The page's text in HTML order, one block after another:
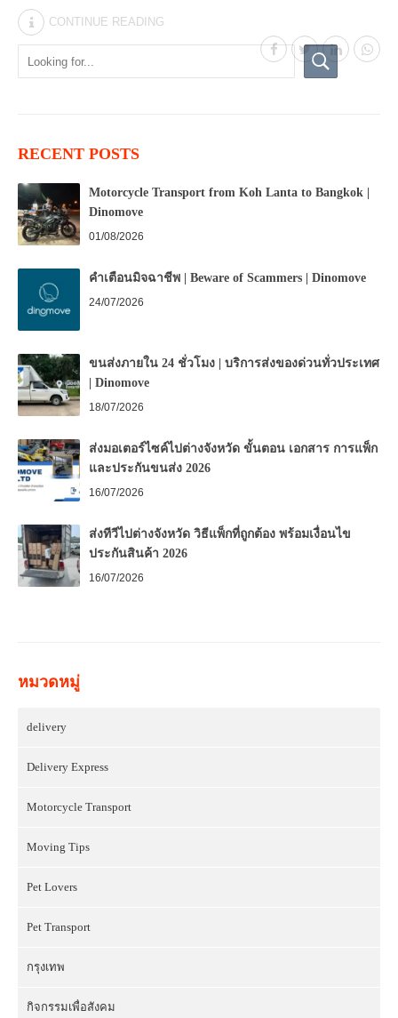
CONTINUE READING
RECENT POSTS
Motorcycle Transport from Koh Lanta to Bangkok |
Dinomove
01/08/2026
คำเตือนมิจฉาชีพ | Beware of Scammers | Dinomove
24/07/2026
ขนส่งภายใน 24 ชั่วโมง | บริการส่งของด่วนทั่วประเทศ
| Dinomove
18/07/2026
ส่งมอเตอร์ไซค์ไปต่างจังหวัด ขั้นตอน เอกสาร การแพ็ก
และประกันขนส่ง 2026
16/07/2026
ส่งทีวีไปต่างจังหวัด วิธีแพ็กที่ถูกต้อง พร้อมเงื่อนไข
ประกันสินค้า 2026
16/07/2026
หมวดหมู่
delivery
Delivery Express
Motorcycle Transport
Moving Tips
Pet Lovers
Pet Transport
กรุงเทพ
กิจกรรมเพื่อสังคม